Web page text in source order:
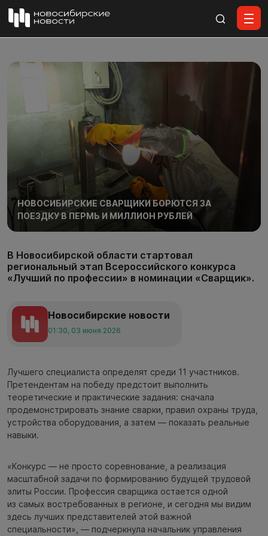
НОВОСИБИРСКИЕ СВАРЩИКИ БОРЮТСЯ ЗА
ПОЕЗДКУ В ПЕРМЬ И МИЛЛИОН РУБЛЕЙ
В Новосибирской области стартовал
региональный этап Всероссийского конкурса
«Лучший по профессии» в номинации «Сварщик».
Новосибирские новости
01:30, 03 июня 2026
Лучшего специалиста определят среди 11 участников.
Претендентам на победу предстоит выполнить
теоретические и практические задания: сначала
продемонстрировать знание сварки, правил охраны труда,
устройства оборудования, а затем — показать реальные
навыки.
«Конкурс — не просто соревнование, а реализация
масштабной задачи по формированию будущей трудовой
элиты России. Профессия сварщика остается одной
из самых востребованных в регионе, и сегодня мы видим
здесь лучших представителей этой важной
специальности», — подчеркнула начальник управления